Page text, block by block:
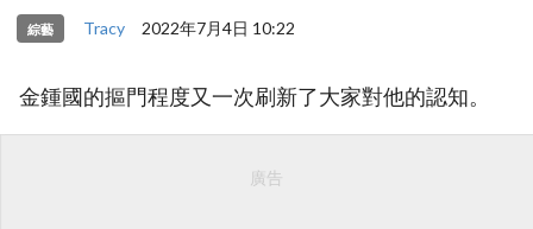
綜藝 Tracy 2022年7月4日 10:22
金鍾國的摳門程度又一次刷新了大家對他的認知。
廣告